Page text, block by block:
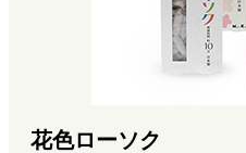
花色ローソク